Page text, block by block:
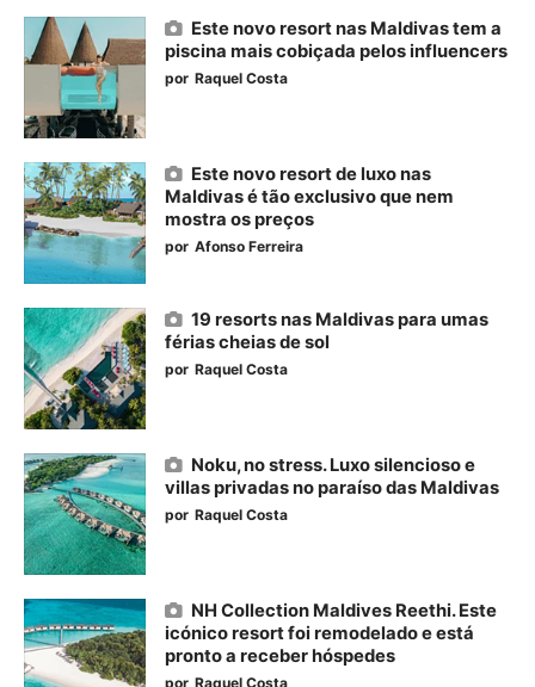
Este novo resort nas Maldivas tem a
piscina mais cobiçada pelos influencers
por Raquel Costa
Este novo resort de luxo nas
Maldivas é tão exclusivo que nem
mostra os preços
por Afonso Ferreira
19 resorts nas Maldivas para umas
férias cheias de sol
por Raquel Costa
Noku, no stress. Luxo silencioso e
villas privadas no paraíso das Maldivas
por Raquel Costa
NH Collection Maldives Reethi. Este
icónico resort foi remodelado e está
pronto a receber hóspedes
por Raquel Costa